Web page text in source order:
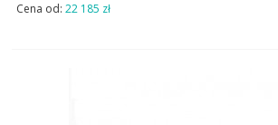
Cena od: 22 185 zł